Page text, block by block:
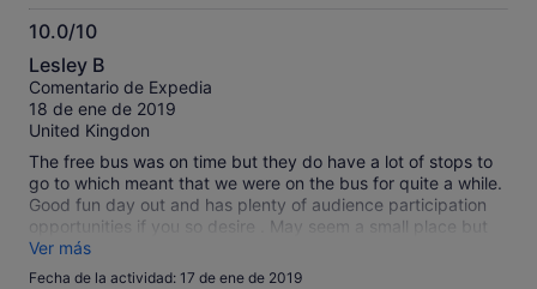
10.0/10
10.0
sobre
10
Lesley B
Comentario de Expedia
18 de ene de 2019
United Kingdon
The free bus was on time but they do have a lot of stops to
go to which meant that we were on the bus for quite a while.
Good fun day out and has plenty of audience participation
opportunities if you so desire . May seem a small place but
they keep you entertained which results in the day passing
very quickly. Lots of fun, laughs and entertainment
Ver más
Fecha de la actividad: 17 de ene de 2019